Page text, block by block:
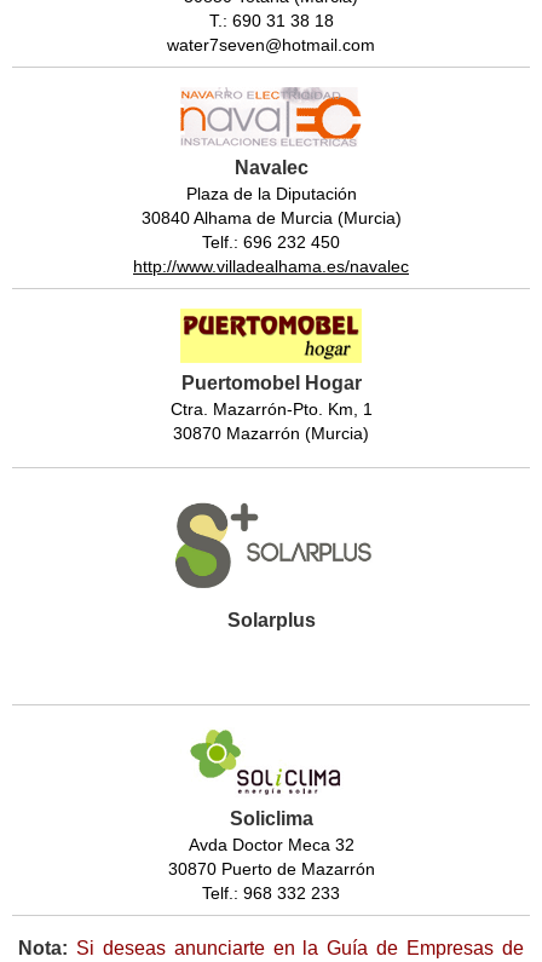
T.: 690 31 38 18
water7seven@hotmail.com
Navalec
Plaza de la Diputación
30840 Alhama de Murcia (Murcia)
Telf.: 696 232 450
http://www.villadealhama.es/navalec
Puertomobel Hogar
Ctra. Mazarrón-Pto. Km, 1
30870 Mazarrón (Murcia)
Solarplus
Soliclima
Avda Doctor Meca 32
30870 Puerto de Mazarrón
Telf.: 968 332 233
Nota: Si deseas anunciarte en la Guía de Empresas de